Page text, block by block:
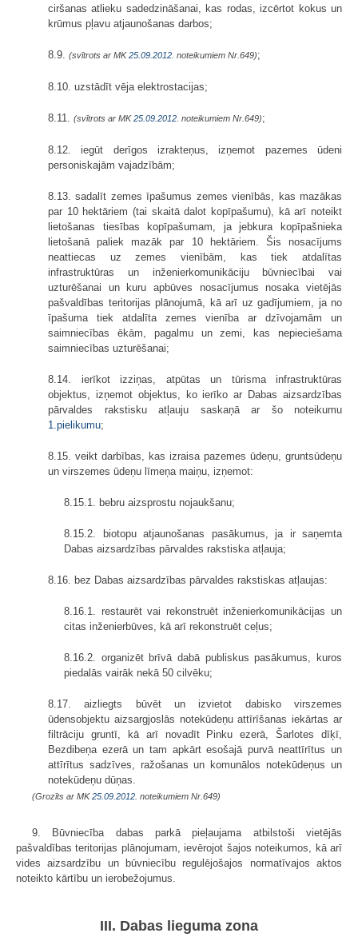
ciršanas atlieku sadedzināšanai, kas rodas, izcērtot kokus un
krūmus pļavu atjaunošanas darbos;
8.9. (svītrots ar MK25.09.2012. noteikumiem Nr.649);
8.10. uzstādīt vēja elektrostacijas;
8.11. (svītrots ar MK25.09.2012. noteikumiem Nr.649);
8.12. iegūt derīgos izrakteņus, izņemot pazemes ūdeni
personiskajām vajadzībām;
8.13. sadalīt zemes īpašumus zemes vienībās, kas mazākas
par 10 hektāriem (tai skaitā dalot kopīpašumu), kā arī noteikt
lietošanas tiesības kopīpašumam, ja jebkura kopīpašnieka
lietošanā paliek mazāk par 10 hektāriem. Šis nosacījums
neattiecas uz zemes vienībām, kas tiek atdalītas
infrastruktūras un inženierkomunikāciju būvniecībai vai
uzturēšanai un kuru apbūves nosacījumus nosaka vietējās
pašvaldības teritorijas plānojumā, kā arī uz gadījumiem, ja no
īpašuma tiek atdalīta zemes vienība ar dzīvojamām un
saimniecības ēkām, pagalmu un zemi, kas nepieciešama
saimniecības uzturēšanai;
8.14. ierīkot izziņas, atpūtas un tūrisma infrastruktūras
objektus, izņemot objektus, ko ierīko ar Dabas aizsardzības
pārvaldes rakstisku atļauju saskaņā ar šo noteikumu
1.pielikumu;
8.15. veikt darbības, kas izraisa pazemes ūdeņu, gruntsūdeņu
un virszemes ūdeņu līmeņa maiņu, izņemot:
8.15.1. bebru aizsprostu nojaukšanu;
8.15.2. biotopu atjaunošanas pasākumus, ja ir saņemta
Dabas aizsardzības pārvaldes rakstiska atļauja;
8.16. bez Dabas aizsardzības pārvaldes rakstiskas atļaujas:
8.16.1. restaurēt vai rekonstruēt inženierkomunikācijas un
citas inženierbūves, kā arī rekonstruēt ceļus;
8.16.2. organizēt brīvā dabā publiskus pasākumus, kuros
piedalās vairāk nekā 50 cilvēku;
8.17. aizliegts būvēt un izvietot dabisko virszemes
ūdensobjektu aizsarg­joslās notekūdeņu attīrīšanas iekārtas ar
filtrāciju gruntī, kā arī novadīt Pinku ezerā, Šarlotes dīķī,
Bezdibeņa ezerā un tam apkārt esošajā purvā neattīrītus un
attīrītus sadzīves, ražošanas un komunālos notekūdeņus un
notekūdeņu dūņas.
(Grozīts ar MK25.09.2012. noteikumiem Nr.649)
9. Būvniecība dabas parkā pieļaujama atbilstoši vietējās
pašvaldības teritorijas plānojumam, ievērojot šajos noteikumos, kā arī
vides aizsardzību un būvniecību regulējošajos normatīvajos aktos
noteikto kārtību un ierobežojumus.
III. Dabas lieguma zona